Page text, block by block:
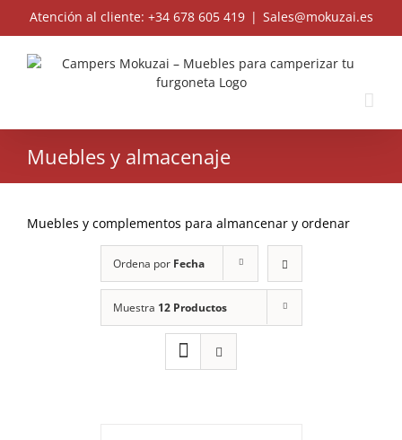
Atención al cliente: +34 678 605 419 | Sales@mokuzai.es
Muebles y almacenaje
Muebles y complementos para almancenar y ordenar
Ordena por Fecha
Muestra 12 Productos